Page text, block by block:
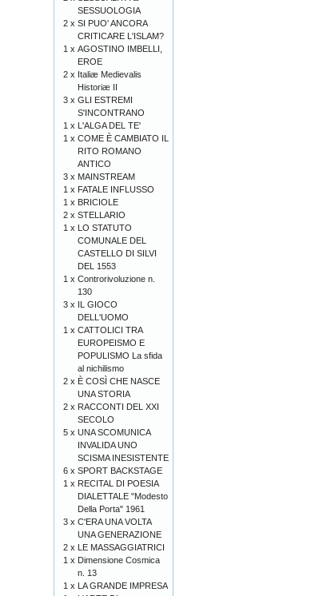
SESSUOLOGIA
2 x SI PUO' ANCORA
CRITICARE L'ISLAM?
1 x AGOSTINO IMBELLI,
EROE
2 x Italiæ Medievalis
Historiæ II
3 x GLI ESTREMI
S'INCONTRANO
1 x L'ALGA DEL TE'
1 x COME È CAMBIATO IL
RITO ROMANO
ANTICO
3 x MAINSTREAM
1 x FATALE INFLUSSO
1 x BRICIOLE
2 x STELLARIO
1 x LO STATUTO
COMUNALE DEL
CASTELLO DI SILVI
DEL 1553
1 x Controrivoluzione n.
130
3 x IL GIOCO
DELL'UOMO
1 x CATTOLICI TRA
EUROPEISMO E
POPULISMO La sfida
al nichilismo
2 x È COSÌ CHE NASCE
UNA STORIA
2 x RACCONTI DEL XXI
SECOLO
5 x UNA SCOMUNICA
INVALIDA UNO
SCISMA INESISTENTE
6 x SPORT BACKSTAGE
1 x RECITAL DI POESIA
DIALETTALE "Modesto
Della Porta" 1961
3 x C'ERA UNA VOLTA
UNA GENERAZIONE
2 x LE MASSAGGIATRICI
1 x Dimensione Cosmica
n. 13
1 x LA GRANDE IMPRESA